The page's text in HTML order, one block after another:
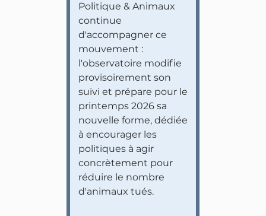
Politique & Animaux
continue
d'accompagner ce
mouvement :
l'observatoire modifie
provisoirement son
suivi et prépare pour le
printemps 2026 sa
nouvelle forme, dédiée
à encourager les
politiques à agir
concrètement pour
réduire le nombre
d'animaux tués.